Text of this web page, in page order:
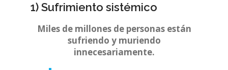
1) Sufrimiento sistémico
Miles de millones de personas están
sufriendo y muriendo
innecesariamente.